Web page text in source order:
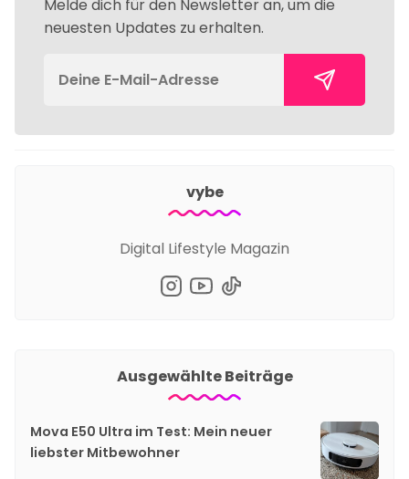
Melde dich für den Newsletter an, um die
neuesten Updates zu erhalten.
vybe
Digital Lifestyle Magazin
Ausgewählte Beiträge
Mova E50 Ultra im Test: Mein neuer
liebster Mitbewohner